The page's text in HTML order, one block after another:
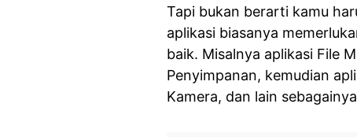
Tapi bukan berarti kamu
aplikasi biasanya
baik. Misalnya aplikasi File
Penyimpanan, kemudian
Kamera, dan lain